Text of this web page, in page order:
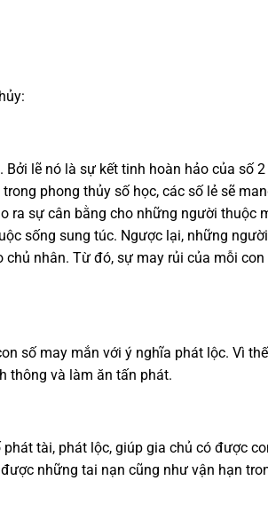
lẽ nó là sự kết tinh hoàn hảo của số
phong thủy số học, các số lẻ sẽ
ra sự cân bằng cho những người
sống sung túc. Ngược lại, những
nhân. Từ đó, sự may rủi của mỗi
số may mắn với ý nghĩa phát lộc. Vì
thông và làm ăn tấn phát.
tài, phát lộc, giúp gia chủ có được
những tai nạn cũng như vận hạn